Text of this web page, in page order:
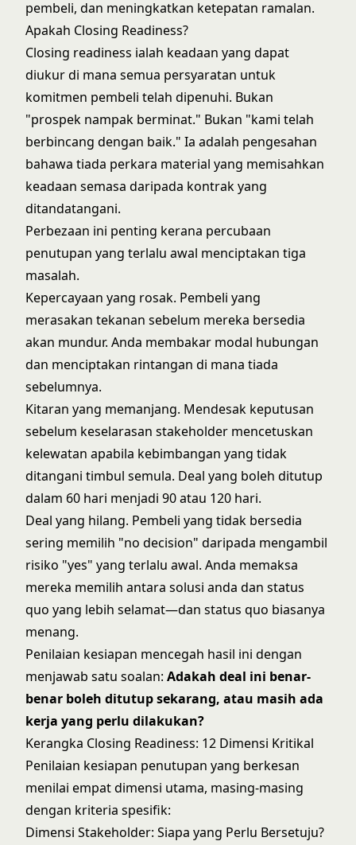
pembeli, dan meningkatkan ketepatan ramalan.
Apakah Closing Readiness?
Closing readiness ialah keadaan yang dapat
diukur di mana semua persyaratan untuk
komitmen pembeli telah dipenuhi. Bukan
"prospek nampak berminat." Bukan "kami telah
berbincang dengan baik." Ia adalah pengesahan
bahawa tiada perkara material yang memisahkan
keadaan semasa daripada kontrak yang
ditandatangani.
Perbezaan ini penting kerana percubaan
penutupan yang terlalu awal menciptakan tiga
masalah.
Kepercayaan yang rosak. Pembeli yang
merasakan tekanan sebelum mereka bersedia
akan mundur. Anda membakar modal hubungan
dan menciptakan rintangan di mana tiada
sebelumnya.
Kitaran yang memanjang. Mendesak keputusan
sebelum keselarasan stakeholder mencetuskan
kelewatan apabila kebimbangan yang tidak
ditangani timbul semula. Deal yang boleh ditutup
dalam 60 hari menjadi 90 atau 120 hari.
Deal yang hilang. Pembeli yang tidak bersedia
sering memilih "no decision" daripada mengambil
risiko "yes" yang terlalu awal. Anda memaksa
mereka memilih antara solusi anda dan status
quo yang lebih selamat—dan status quo biasanya
menang.
Penilaian kesiapan mencegah hasil ini dengan
menjawab satu soalan: Adakah deal ini benar-
benar boleh ditutup sekarang, atau masih ada
kerja yang perlu dilakukan?
Kerangka Closing Readiness: 12 Dimensi Kritikal
Penilaian kesiapan penutupan yang berkesan
menilai empat dimensi utama, masing-masing
dengan kriteria spesifik:
Dimensi Stakeholder: Siapa yang Perlu Bersetuju?